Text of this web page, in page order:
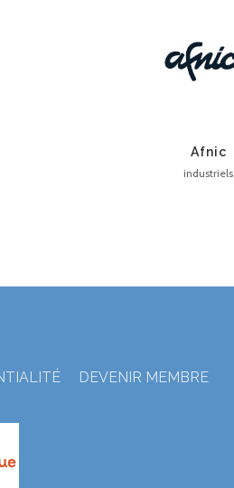
Afnic
industriels
DEVENIR MEMBRE